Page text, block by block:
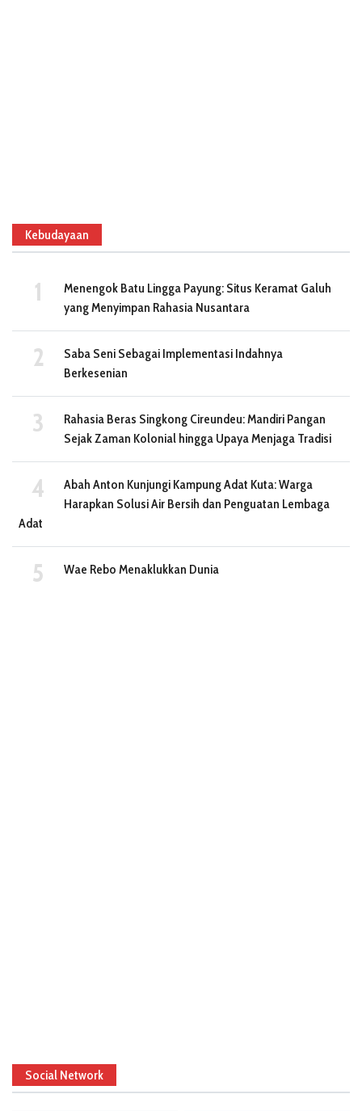
Kebudayaan
Menengok Batu Lingga Payung: Situs Keramat Galuh
yang Menyimpan Rahasia Nusantara
Saba Seni Sebagai Implementasi Indahnya
Berkesenian
Rahasia Beras Singkong Cireundeu: Mandiri Pangan
Sejak Zaman Kolonial hingga Upaya Menjaga Tradisi
Abah Anton Kunjungi Kampung Adat Kuta: Warga
Harapkan Solusi Air Bersih dan Penguatan Lembaga
Adat
Wae Rebo Menaklukkan Dunia
Social Network